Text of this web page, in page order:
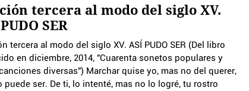
tercera al modo del siglo XV.
SER
tercera al modo del siglo XV. ASÍ PUDO SER (Del libro
en diciembre, 2014, "Cuarenta sonetos populares y
diversas") Marchar quise yo, mas no del querer,
puede ser. De ti, lo intenté, mas no lo logré, tu rostro